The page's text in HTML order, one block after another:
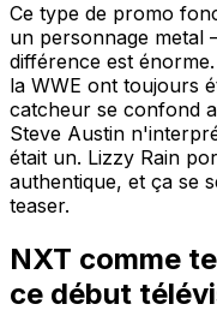
Ce type de promo
un personnage metal
différence est
la WWE ont toujours
catcheur se confond
Steve Austin
était un. Lizzy Rain
authentique, et ça se
teaser.
NXT comme
ce début